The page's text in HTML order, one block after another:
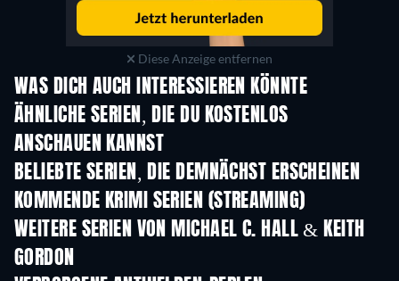
Diese Anzeige entfernen
WAS DICH AUCH INTERESSIEREN KÖNNTE
Serie Serie
ÄHNLICHE SERIEN, DIE DU KOSTENLOS
ANSCHAUEN KANNST
Serie
BELIEBTE SERIEN, DIE DEMNÄCHST ERSCHEINEN
Serie Serie
KOMMENDE KRIMI SERIEN (STREAMING)
Staffel 6 Staffel 2
WEITERE SERIEN VON MICHAEL C. HALL & KEITH
GORDON